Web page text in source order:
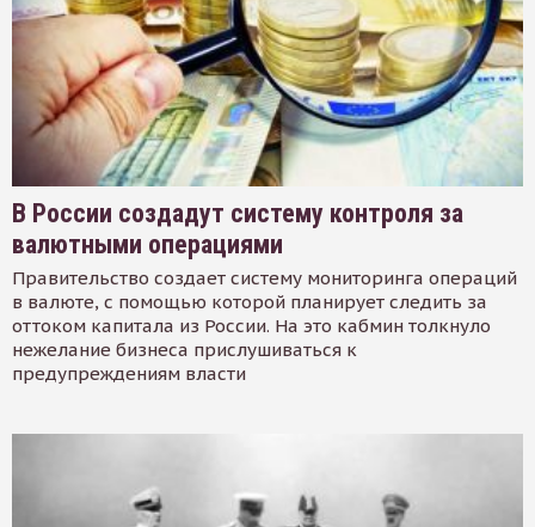
В России создадут систему контроля за
валютными операциями
Правительство создает систему мониторинга операций
в валюте, с помощью которой планирует следить за
оттоком капитала из России. На это кабмин толкнуло
нежелание бизнеса прислушиваться к
предупреждениям власти